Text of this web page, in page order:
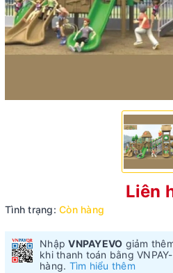
Liên
Tình trạng: Còn hàng
NhậpVNPAYEVO giảm
khi thanh toán bằng
hàng. Tìm hiểu thêm